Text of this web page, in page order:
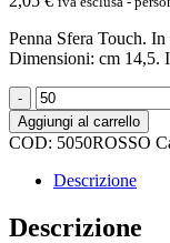
Penna Sfera Touch.
Dimensioni: cm 14,5.
5050ROSSO
Becka
-
Penna
Sfera
Touch
quantità
Aggiungi al carrello
COD: 5050ROSSO
Descrizione
Descrizione